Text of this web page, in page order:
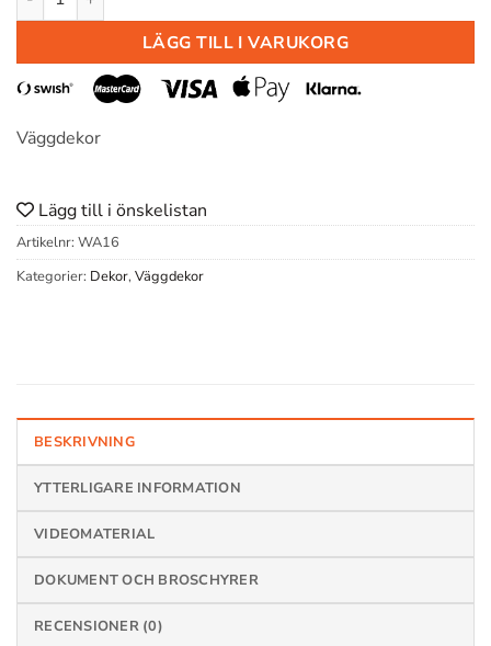
LÄGG TILL I VARUKORG
Väggdekor
Lägg till i önskelistan
Artikelnr: WA16
Kategorier: Dekor, Väggdekor
BESKRIVNING
YTTERLIGARE INFORMATION
VIDEOMATERIAL
DOKUMENT OCH BROSCHYRER
RECENSIONER (0)